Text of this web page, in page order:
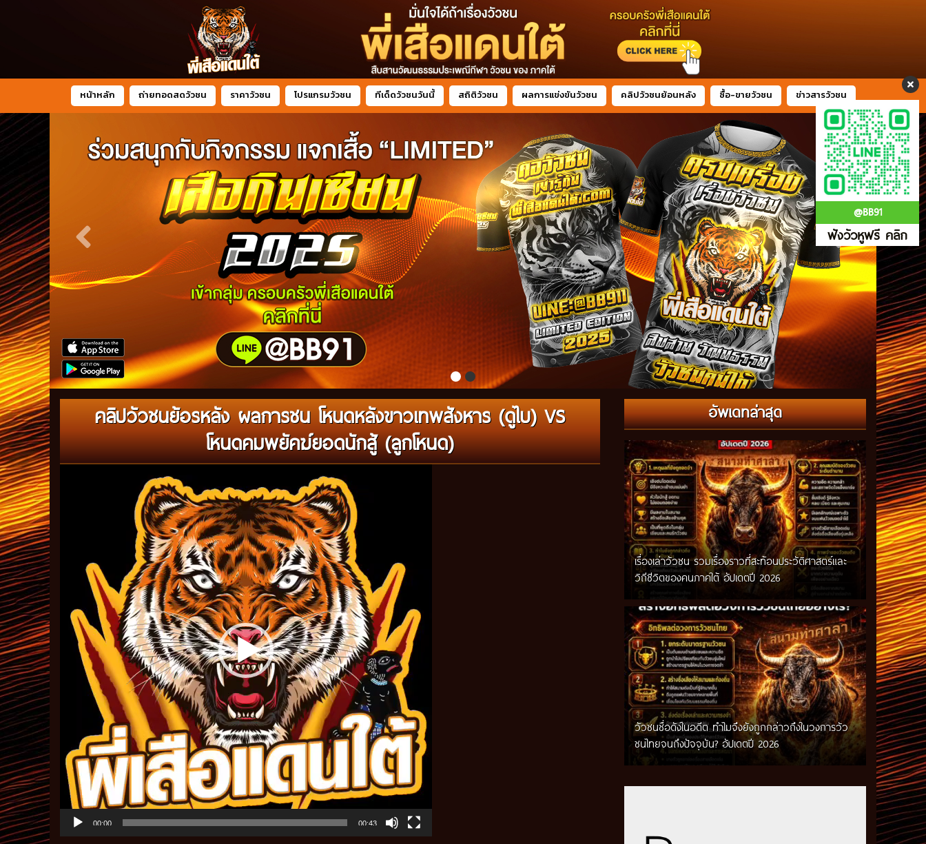
@BB91
ฟังวัวหูฟรี คลิก
หน้าหลัก ถ่ายทอดสดวัวชน ราคาวัวชน โปรแกรมวัวชน ทีเด็ดวัวชนวันนี้ สถิติวัวชน ผลการแข่งขันวัวชน คลิปวัวชนย้อนหลัง ซื้อ-ขายวัวชน ข่าวสารวัวชน
คลิปวัวชนย้อรหลัง ผลการชน โหนดหลังขาวเทพสังหาร (ดูไบ) VS
โหนดคมพยัคฆ์ยอดนักสู้ (ลูกโหนด)
00:00 00:43
อัพเดทล่าสุด
เรื่องเล่าวัวชน รวมเรื่องราวที่สะท้อนประวัติศาสตร์และ
วิถีชีวิตของคนภาคใต้ อัปเดตปี 2026
วัวชนชื่อดังในอดีต ทำไมจึงยังถูกกล่าวถึงในวงการวัว
ชนไทยจนถึงปัจจุบัน? อัปเดตปี 2026
กติกาวัวชนสมัยก่อน วิถีการแข่งขันดั้งเดิมที่สืบทอด
ผ่านภูมิปัญญาท้องถิ่น อัปเดตปี 2026